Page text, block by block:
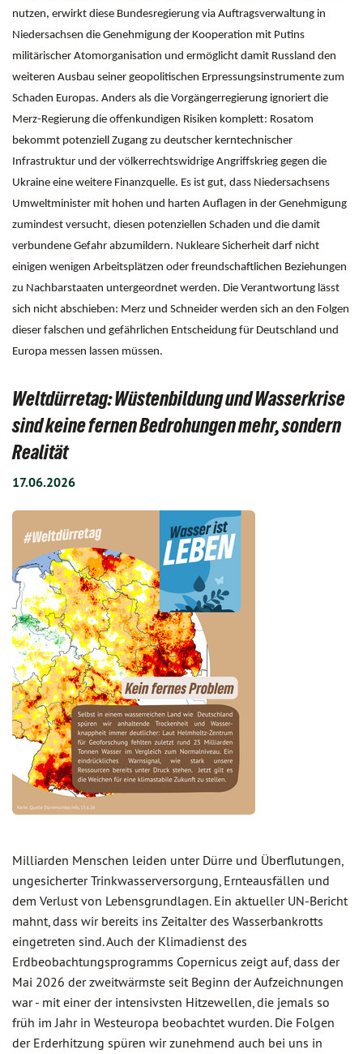
nutzen, erwirkt diese Bundesregierung via Auftragsverwaltung in
Niedersachsen die Genehmigung der Kooperation mit Putins
militärischer Atomorganisation und ermöglicht damit Russland den
weiteren Ausbau seiner geopolitischen Erpressungsinstrumente zum
Schaden Europas. Anders als die Vorgängerregierung ignoriert die
Merz-Regierung die offenkundigen Risiken komplett: Rosatom
bekommt potenziell Zugang zu deutscher kerntechnischer
Infrastruktur und der völkerrechtswidrige Angriffskrieg gegen die
Ukraine eine weitere Finanzquelle. Es ist gut, dass Niedersachsens
Umweltminister mit hohen und harten Auflagen in der Genehmigung
zumindest versucht, diesen potenziellen Schaden und die damit
verbundene Gefahr abzumildern. Nukleare Sicherheit darf nicht
einigen wenigen Arbeitsplätzen oder freundschaftlichen Beziehungen
zu Nachbarstaaten untergeordnet werden. Die Verantwortung lässt
sich nicht abschieben: Merz und Schneider werden sich an den Folgen
dieser falschen und gefährlichen Entscheidung für Deutschland und
Europa messen lassen müssen.
Weltdürretag: Wüstenbildung und Wasserkrise
sind keine fernen Bedrohungen mehr, sondern
Realität
17.06.2026
Milliarden Menschen leiden unter Dürre und Überflutungen,
ungesicherter Trinkwasserversorgung, Ernteausfällen und
dem Verlust von Lebensgrundlagen. Ein aktueller UN-Bericht
mahnt, dass wir bereits ins Zeitalter des Wasserbankrotts
eingetreten sind. Auch der Klimadienst des
Erdbeobachtungsprogramms Copernicus zeigt auf, dass der
Mai 2026 der zweitwärmste seit Beginn der Aufzeichnungen
war - mit einer der intensivsten Hitzewellen, die jemals so
früh im Jahr in Westeuropa beobachtet wurden. Die Folgen
der Erderhitzung spüren wir zunehmend auch bei uns in